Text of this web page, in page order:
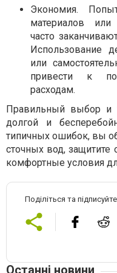
Экономия.
материалов или
часто
Использование
или
привести к
расходам.
Правильный выбор и
долгой и
типичных ошибок, вы
сточных вод,
комфортные условия
Поділіться та